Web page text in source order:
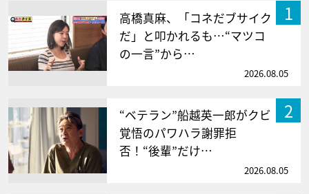
1
高橋真麻、「コネだブサイク
だ」と叩かれるも…“マツコ
の一言”から…
2026.08.05
2
“ベテラン”船越英一郎がクビ
覚悟のパワハラ謝罪拒
否！“後輩”だけ…
2026.08.05